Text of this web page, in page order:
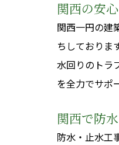
関西の安
関西一円の建
ちしております
水回りのトラ
を全力でサポ
関西で防
防水・止水工